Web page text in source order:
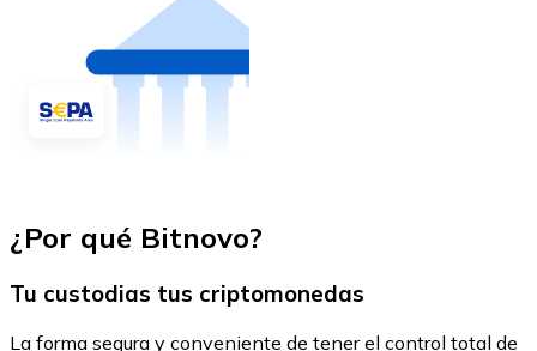
¿Por qué Bitnovo?
Tu custodias tus criptomonedas
La forma segura y conveniente de tener el control total de